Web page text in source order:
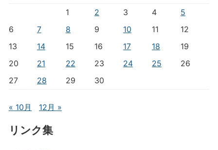
1
2 3 4
5
6
7 8 9 10 11
12
13
14 15 16 17 18
19
20
21 22 23 24 25
26
27
28 29 30
« 10月 12月 »
リンク集